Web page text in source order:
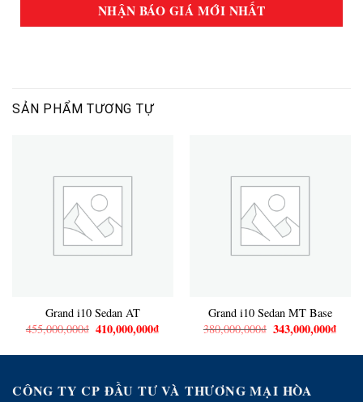
SẢN PHẨM TƯƠNG TỰ
Grand i10 Sedan AT
455,000,000₫ Giá
410,000,000₫
Grand i10 Sedan MT Base
380,000,000₫ Giá
343,000,000₫
CÔNG TY CP ĐẦU TƯ VÀ THƯƠNG MẠI HÒA